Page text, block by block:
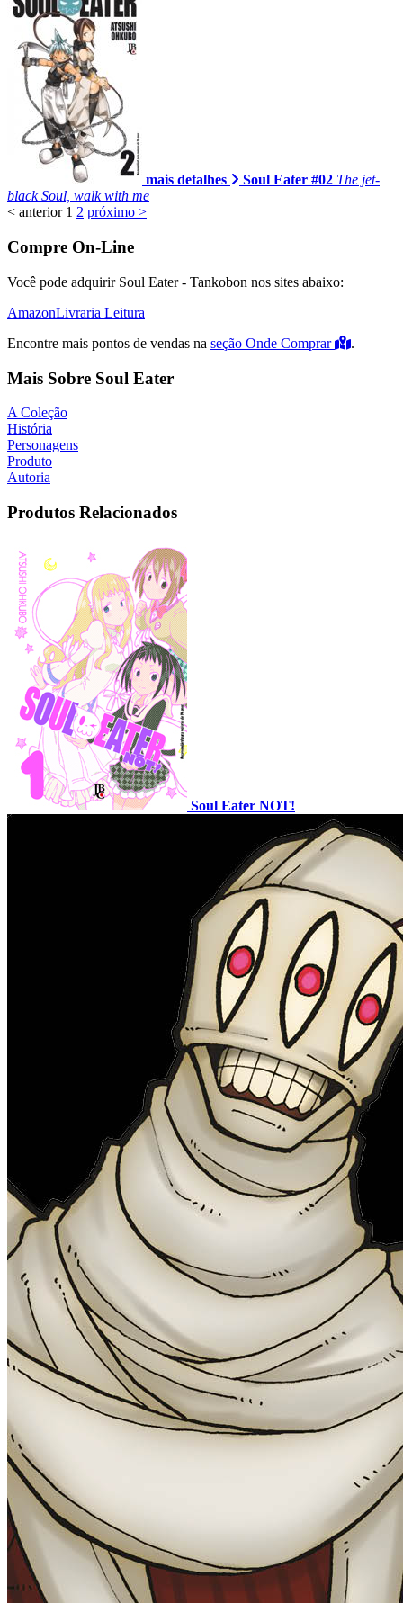
mais detalhes Soul Eater #02 The jet-
black Soul, walk with me
< anterior 1 2 próximo >
Compre On-Line
Você pode adquirir Soul Eater - Tankobon nos sites abaixo:
AmazonLivraria Leitura
Encontre mais pontos de vendas na seção Onde Comprar .
Mais Sobre Soul Eater
A Coleção
História
Personagens
Produto
Autoria
Produtos Relacionados
Soul Eater NOT!